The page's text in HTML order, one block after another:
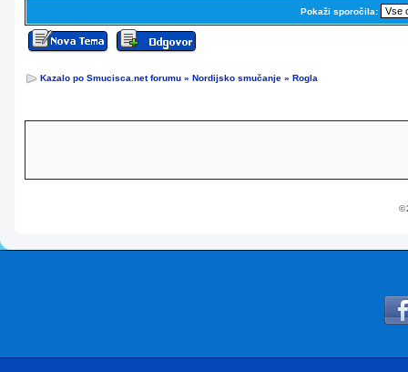
Pokaži sporočila:
Kazalo po Smucisca.net forumu » Nordijsko smučanje » Rogla
©